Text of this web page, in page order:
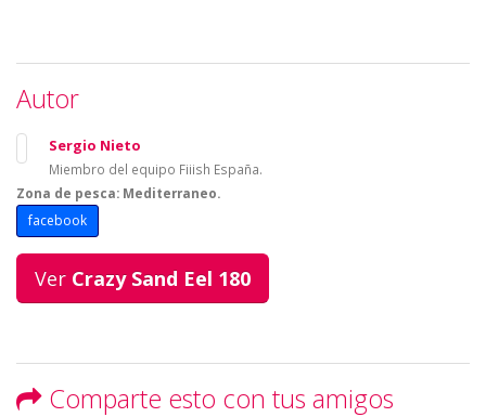
Autor
Sergio Nieto
Miembro del equipo Fiiish España.
Zona de pesca: Mediterraneo.
facebook
Ver Crazy Sand Eel 180
Comparte esto con tus amigos